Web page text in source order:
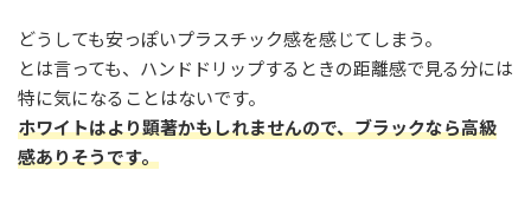
どうしても安っぽいプラスチック感を感じてしまう。
とは言っても、ハンドドリップするときの距離感で見る分には
特に気になることはないです。
ホワイトはより顕著かもしれませんので、ブラックなら高級
感ありそうです。